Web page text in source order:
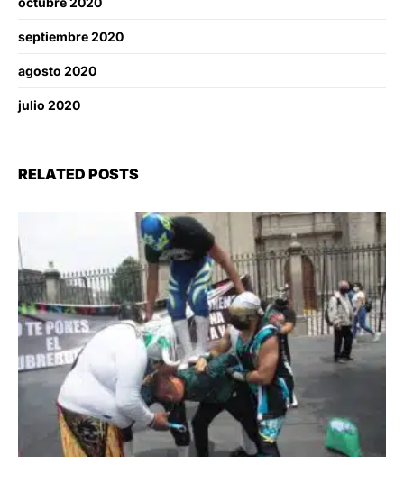
septiembre 2020
agosto 2020
julio 2020
RELATED POSTS